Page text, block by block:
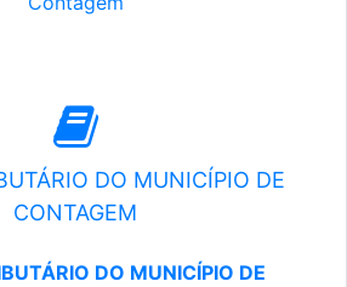
DO MUNICÍPIO DE
CONTAGEM
DO MUNICÍPIO DE